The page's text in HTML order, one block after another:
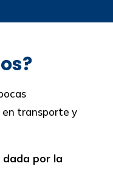
en transporte y
dada por la